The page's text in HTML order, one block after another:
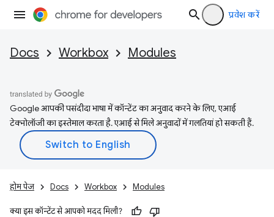
प्रवेश करें
Docs Workbox Modules
Google आपकी पसंदीदा भाषा में कॉन्टेंट का अनुवाद करने के लिए, एआई
टेक्नोलॉजी का इस्तेमाल करता है. एआई से मिले अनुवादों में गलतियां हो सकती हैं.
होम पेज Docs Workbox Modules
क्या इस कॉन्टेंट से आपको मदद मिली?